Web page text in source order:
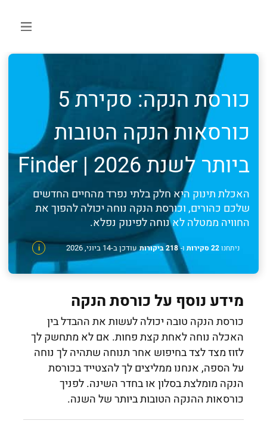
כורסת הנקה: סקירת 5
כורסאות הנקה הטובות
ביותר לשנת 2026 | Finder
האכלת תינוק היא חלק בלתי נפרד מהחיים החדשים
שלכם כהורים, וכורסת הנקה נוחה יכולה להפוך את
החוויה ממטלה לא נוחה לפינוק נפלא.
ניתחנו22 סקירות ו- 218 ביקורות i עודכן ב-14 ביוני, 2026
מידע נוסף על כורסת הנקה
כורסת הנקה טובה יכולה לעשות את ההבדל בין
האכלה נוחה לאחת קצת פחות. אם לא מתחשק לך
לזוז מצד לצד בחיפוש אחר תנוחה שתהיה לך נוחה
על הספה, אנחנו ממליצים לך להצטייד בכורסת
הנקה מומלצת בסלון או בחדר השינה. לפניך
כורסאות ההנקה הטובות ביותר של השנה.